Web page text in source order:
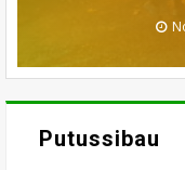
Putussibau